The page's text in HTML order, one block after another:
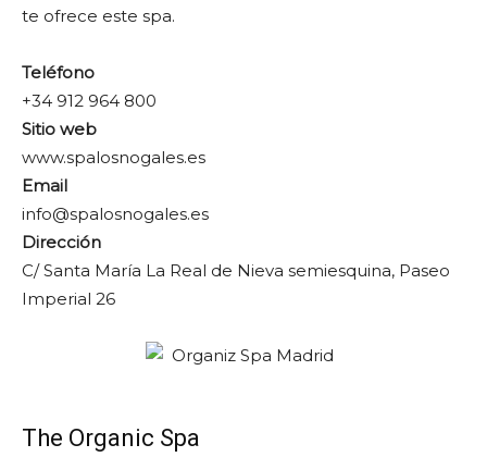
te ofrece este spa.
Teléfono
+34 912 964 800
Sitio web
www.spalosnogales.es
Email
info@spalosnogales.es
Dirección
C/ Santa María La Real de Nieva semiesquina, Paseo
Imperial 26
The Organic Spa